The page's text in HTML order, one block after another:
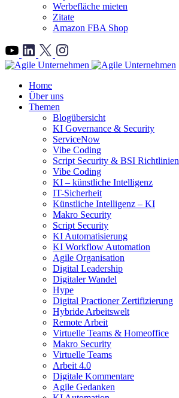
Werbefläche mieten
Zitate
Amazon FBA Shop
">
Home
Über uns
Themen
Blogübersicht
KI Governance & Security
ServiceNow
Vibe Coding
Script Security & BSI Richtlinien
Vibe Coding
KI – künstliche Intelligenz
IT-Sicherheit
Künstliche Intelligenz – KI
Makro Security
Script Security
KI Automatisierung
KI Workflow Automation
Agile Organisation
Digital Leadership
Digitaler Wandel
Hype
Digital Practioner Zertifizierung
Hybride Arbeitswelt
Remote Arbeit
Virtuelle Teams & Homeoffice
Makro Security
Virtuelle Teams
Arbeit 4.0
Digitale Kommentare
Agile Gedanken